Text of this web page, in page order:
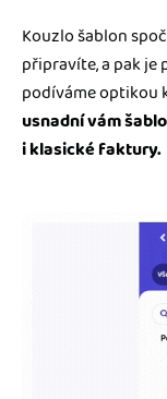
Kouzlo šablon
připravíte, a pak je
podíváme optikou
usnadní vám
i klasické faktury.